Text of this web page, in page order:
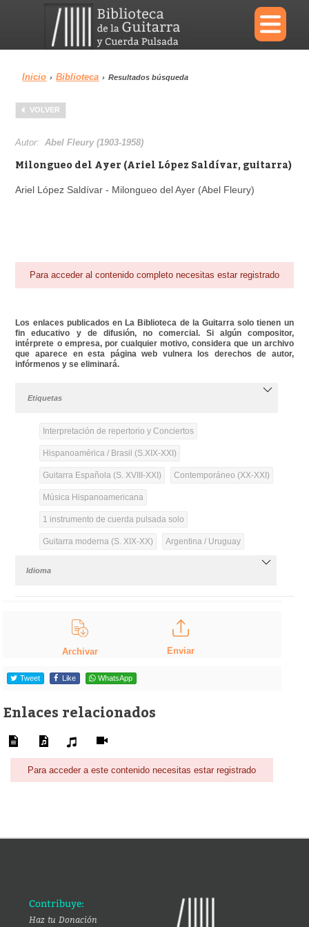
×
Menu
Biblioteca
Inicio › Biblioteca › Resultados búsqueda
VOLVER
Autor:Abel Fleury (1903-1958)
Milongueo del Ayer (Ariel López Saldívar, guitarra)
Ariel López Saldívar - Milongueo del Ayer (Abel Fleury)
Para acceder al contenido completo necesitas estar registrado
Los enlaces publicados en La Biblioteca de la Guitarra solo tienen un
fin educativo y de difusión, no comercial. Si algún compositor,
intérprete o empresa, por cualquier motivo, considera que un archivo
que aparece en esta página web vulnera los derechos de autor,
infórmenos y se eliminará.
Etiquetas
Interpretación de repertorio y Conciertos
Hispanoamérica / Brasil (S.XIX-XXI)
Guitarra Española (S. XVIII-XXI) Contemporáneo (XX-XXI)
Música Hispanoamericana
1 instrumento de cuerda pulsada solo
Guitarra moderna (S. XIX-XX) Argentina / Uruguay
Idioma
Archivar Enviar
Tweet Like WhatsApp
Enlaces relacionados
Para acceder a este contenido necesitas estar registrado
Contribuye:
Haz tu Donación